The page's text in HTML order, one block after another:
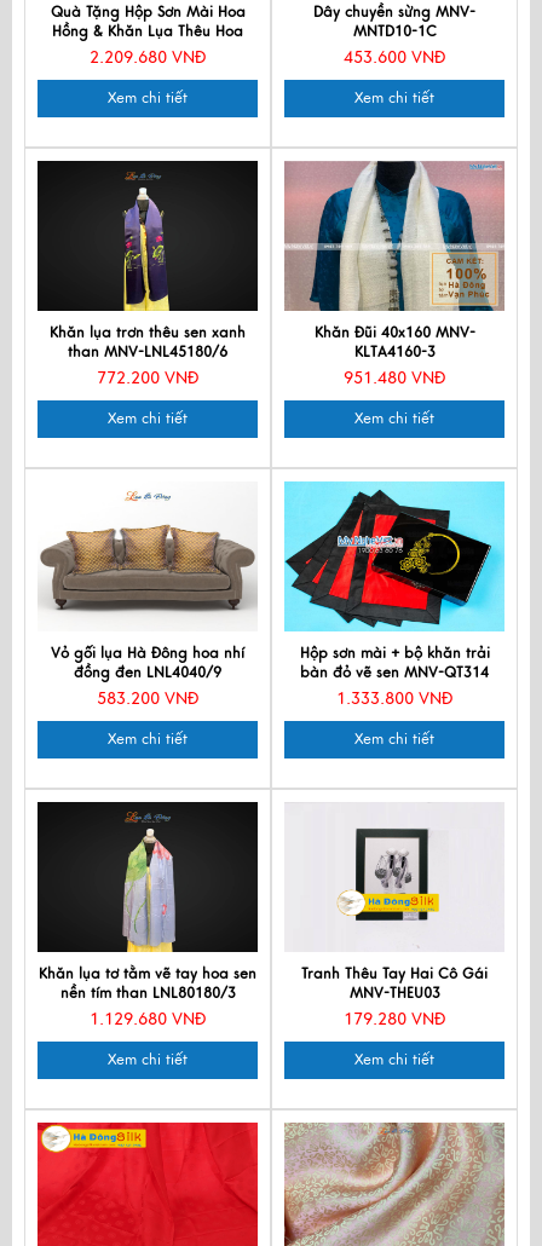
Quà Tặng Hộp Sơn Mài Hoa
Hồng & Khăn Lụa Thêu Hoa
CBMNV-LNL45180.1
2.209.680 VNĐ
Xem chi tiết
Dây chuyền sừng MNV-
MNTD10-1C
453.600 VNĐ
Xem chi tiết
Khăn lụa trơn thêu sen xanh
than MNV-LNL45180/6
772.200 VNĐ
Xem chi tiết
Khăn Đũi 40x160 MNV-
KLTA4160-3
951.480 VNĐ
Xem chi tiết
Vỏ gối lụa Hà Đông hoa nhí
đồng đen LNL4040/9
583.200 VNĐ
Xem chi tiết
Hộp sơn mài + bộ khăn trải
bàn đỏ vẽ sen MNV-QT314
1.333.800 VNĐ
Xem chi tiết
Khăn lụa tơ tằm vẽ tay hoa sen
nền tím than LNL80180/3
1.129.680 VNĐ
Xem chi tiết
Tranh Thêu Tay Hai Cô Gái
MNV-THEU03
179.280 VNĐ
Xem chi tiết